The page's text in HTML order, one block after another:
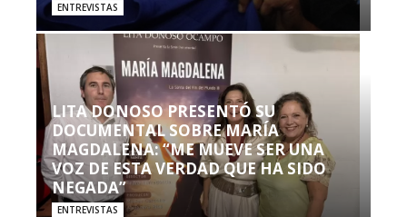
ENTREVISTAS
LITA DONOSO PRESENTÓ SU
DOCUMENTAL SOBRE MARÍA
MAGDALENA: “ME MUEVE SER UNA
VOZ DE ESTA VERDAD QUE HA SIDO
NEGADA”
ENTREVISTAS